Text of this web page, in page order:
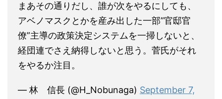
まあその通りだし、誰が次をやるにしても、
アベノマスクとかを産み出した一部”官邸官
僚”主導の政策決定システムを一掃しないと、
経団連でさえ納得しないと思う。菅氏がそれ
をやるか注目。
— 林 信長 (@H_Nobunaga) September 7,